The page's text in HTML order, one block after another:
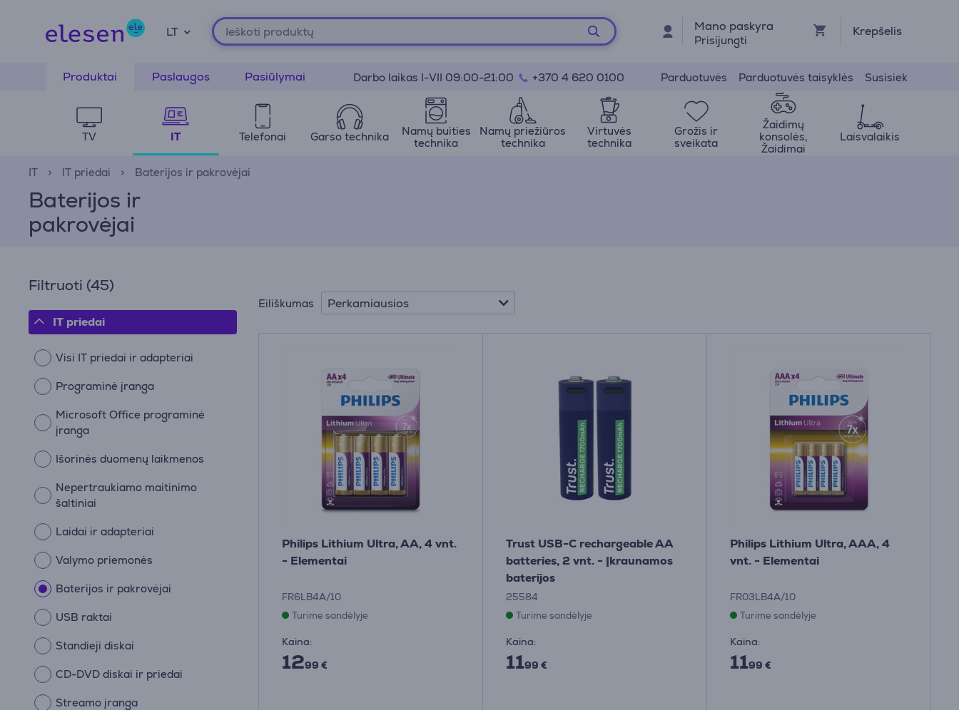
LT Mano paskyra
Prisijungti
Krepšelis
Produktai Paslaugos Pasiūlymai Darbo laikas I-VII 09:00-21:00 +370 4 620 0100 Parduotuvės Parduotuvės taisyklės Susisiek
TV IT Telefonai Garso technika
Namų buities
technika
Namų priežiūros
technika
Virtuvės
technika
Grožis ir
sveikata
Žaidimų
konsolės,
Žaidimai
Laisvalaikis
IT IT priedai Baterijos ir pakrovėjai
Baterijos ir
pakrovėjai
Filtruoti (45)
IT priedai
Visi IT priedai ir adapteriai
Programinė įranga
Microsoft Office programinė
įranga
Išorinės duomenų laikmenos
Nepertraukiamo maitinimo
šaltiniai
Laidai ir adapteriai
Valymo priemonės
Baterijos ir pakrovėjai
USB raktai
Standieji diskai
CD-DVD diskai ir priedai
Streamo įranga
Eiliškumas Perkamiausios
Philips Lithium Ultra, AA, 4 vnt.
- Elementai
FR6LB4A/10
Turime sandėlyje
Kaina:
1299 €
Trust USB-C rechargeable AA
batteries, 2 vnt. - Įkraunamos
baterijos
25584
Turime sandėlyje
Kaina:
1199 €
Philips Lithium Ultra, AAA, 4
vnt. - Elementai
FR03LB4A/10
Turime sandėlyje
Kaina:
1199 €